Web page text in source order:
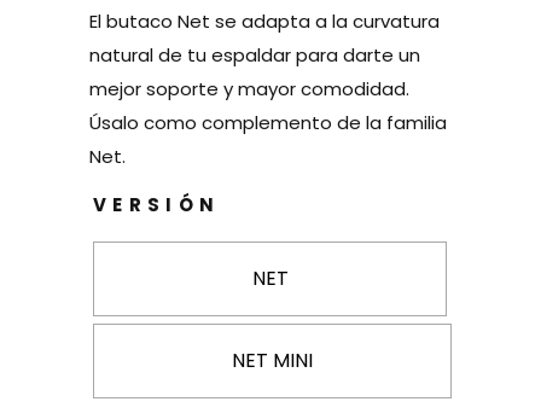
El butaco Net se adapta a la curvatura
natural de tu espaldar para darte un
mejor soporte y mayor comodidad.
Úsalo como complemento de la familia
Net.
VERSIÓN
NET
NET MINI